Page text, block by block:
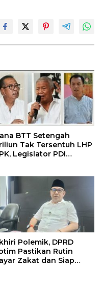
BTT Setengah
Tak Tersentuh LHP
Legislator PDI
Polemik, DPRD
Pastikan Rutin
Zakat dan Siap